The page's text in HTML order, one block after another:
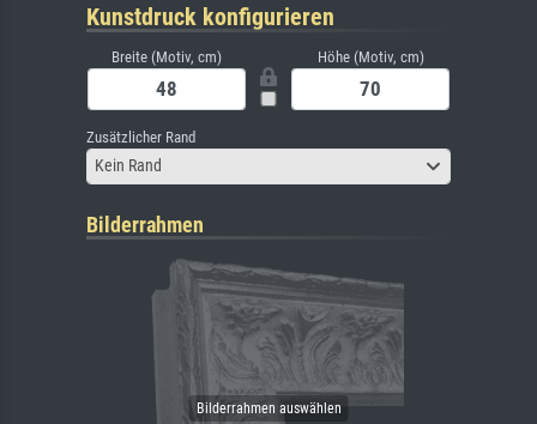
Kunstdruck konfigurieren
Breite (Motiv, cm) Höhe (Motiv, cm)
Zusätzlicher Rand
Kein Rand
Bilderrahmen